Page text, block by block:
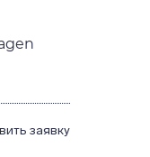
заявку